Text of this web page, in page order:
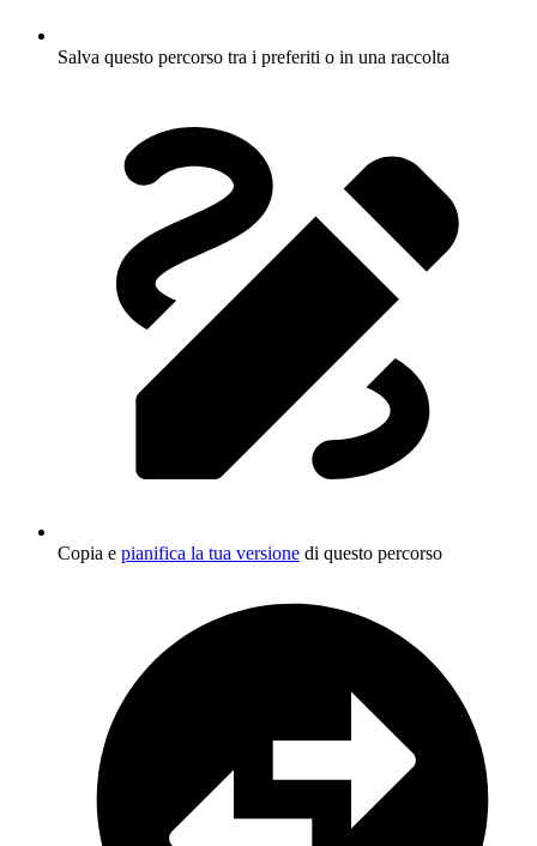
Salva questo percorso tra i preferiti o in una raccolta
Copia e pianifica la tua versione di questo percorso